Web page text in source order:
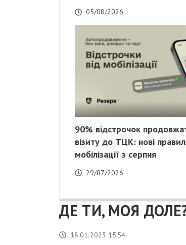
05/08/2026
90% відстрочок
візиту до ТЦК: нові
мобілізації з серпня
29/07/2026
ДЕ ТИ, МОЯ
18.01.2023 15:54